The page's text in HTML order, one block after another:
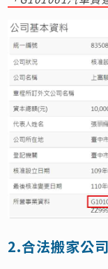
2.合法搬家公